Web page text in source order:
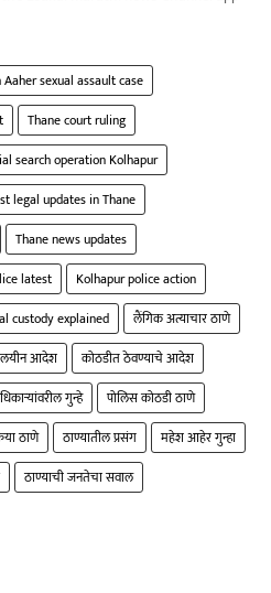
sexual assault case
Thane court ruling
search operation Kolhapur
legal updates in Thane
Thane news updates
latest
Kolhapur police action
custody explained
लैंगिक अत्याचार ठाणे
आदेश
कोठडीत ठेवण्याचे आदेश
गुन्हे
पोलिस कोठडी ठाणे
ठाणे ठाण्यातील प्रसंग
महेश आहेर गुन्हा
ठाण्याची जनतेचा सवाल